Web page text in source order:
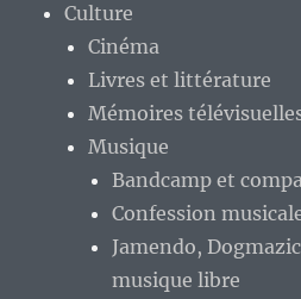
Culture
Cinéma
Livres et littérature
Mémoires
Musique
Bandcamp et
Confession
Jamendo,
musique libre